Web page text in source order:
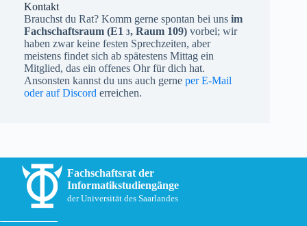
Kontakt
Brauchst du Rat? Komm gerne spontan bei uns im
Fachschaftsraum (E1 3, Raum 109) vorbei; wir
haben zwar keine festen Sprechzeiten, aber
meistens findet sich ab spätestens Mittag ein
Mitglied, das ein offenes Ohr für dich hat.
Ansonsten kannst du uns auch gerne per E-Mail
oder auf Discord erreichen.
Fachschaftsrat der
Informatikstudiengänge
der Universität des Saarlandes